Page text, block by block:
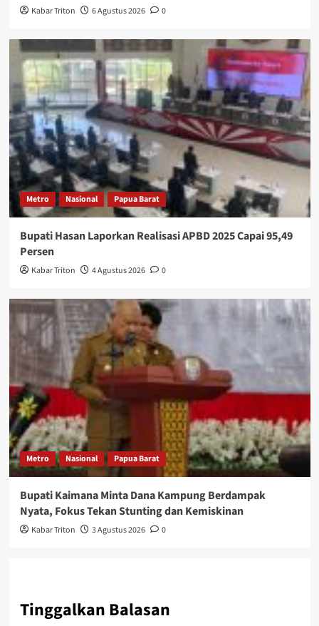
Kabar Triton 6 Agustus 2026 0
Metro Nasional Papua Barat
Bupati Hasan Laporkan Realisasi APBD 2025 Capai 95,49
Persen
Kabar Triton 4 Agustus 2026 0
Metro Nasional Papua Barat
Bupati Kaimana Minta Dana Kampung Berdampak
Nyata, Fokus Tekan Stunting dan Kemiskinan
Kabar Triton 3 Agustus 2026 0
Tinggalkan Balasan